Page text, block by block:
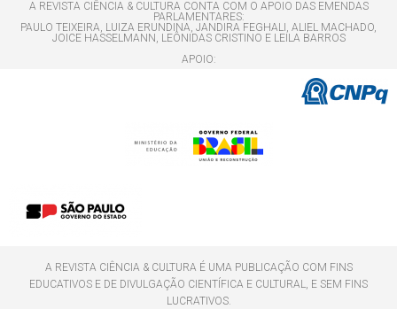
A REVISTA CIÊNCIA & CULTURA CONTA COM O APOIO DAS EMENDAS
PARLAMENTARES:
PAULO TEIXEIRA, LUIZA ERUNDINA, JANDIRA FEGHALI, ALIEL MACHADO,
JOICE HASSELMANN, LEÔNIDAS CRISTINO E LEILA BARROS
APOIO:
A REVISTA CIÊNCIA & CULTURA É UMA PUBLICAÇÃO COM FINS
EDUCATIVOS E DE DIVULGAÇÃO CIENTÍFICA E CULTURAL, E SEM FINS
LUCRATIVOS.